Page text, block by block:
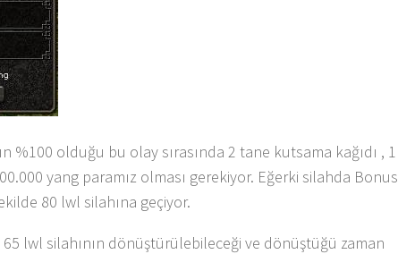
%100 olduğu bu olay sırasında 2 tane kutsama kağıdı , 1
yang paramız olması gerekiyor. Eğerki silahda Bonus
80 lwl silahına geçiyor.
lwl silahının dönüştürülebileceği ve dönüştüğü zaman